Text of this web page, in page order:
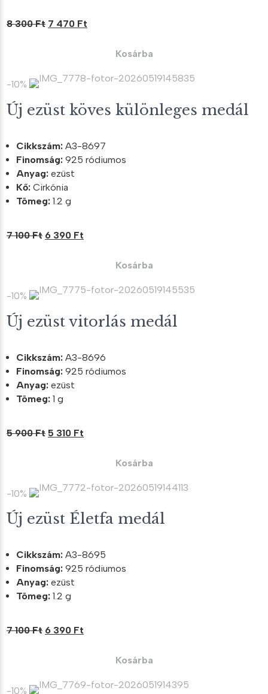
8 300Ft Original
300 Ft.
7 470 Ft
470 Ft.
Kosárba
-10%
Új ezüst köves különleges medál
Cikkszám: A3-8697
Finomság: 925 ródiumos
Anyag: ezüst
Kő: Cirkónia
Tömeg: 1.2 g
7 100Ft Original
100 Ft.
6 390 Ft
390 Ft.
Kosárba
-10%
Új ezüst vitorlás medál
Cikkszám: A3-8696
Finomság: 925 ródiumos
Anyag: ezüst
Tömeg: 1 g
5 900Ft Original
900 Ft.
5 310 Ft
310 Ft.
Kosárba
-10%
Új ezüst Életfa medál
Cikkszám: A3-8695
Finomság: 925 ródiumos
Anyag: ezüst
Tömeg: 1.2 g
7 100Ft Original
100 Ft.
6 390 Ft
390 Ft.
Kosárba
-10%